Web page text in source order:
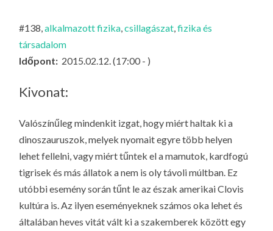
G
#138,alkalmazott fizika,csillagászat,fizika és
társadalom
Időpont: 2015.02.12. (17:00 - )
Kivonat:
Valószínűleg mindenkit izgat, hogy miért haltak ki a
dinoszauruszok, melyek nyomait egyre több helyen
lehet fellelni, vagy miért tűntek el a mamutok, kardfogú
tigrisek és más állatok a nem is oly távoli múltban. Ez
utóbbi esemény során tűnt le az észak amerikai Clovis
kultúra is. Az ilyen eseményeknek számos oka lehet és
általában heves vitát vált ki a szakemberek között egy